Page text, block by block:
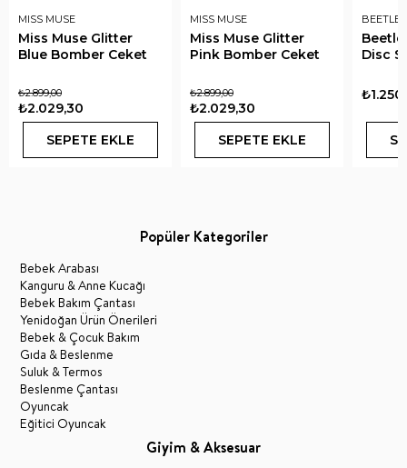
MISS MUSE
Miss Muse Glitter
Blue Bomber Ceket
₺2.029,30
₺2.899,00
SEPETE EKLE
MISS MUSE
Miss Muse Glitter
Pink Bomber Ceket
₺2.029,30
₺2.899,00
SEPETE EKLE
BEETLE
Disc
Popüler Kategoriler
Bebek Arabası
Kanguru & Anne Kucağı
Bebek Bakım Çantası
Yenidoğan Ürün Önerileri
Bebek & Çocuk Bakım
Gıda & Beslenme
Suluk & Termos
Beslenme Çantası
Oyuncak
Eğitici Oyuncak
Giyim & Aksesuar